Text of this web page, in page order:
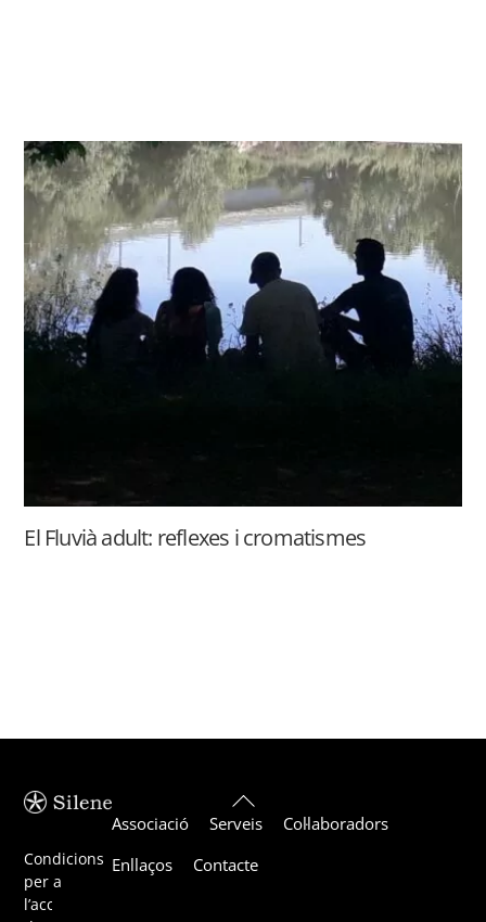
El Fluvià adult: reflexes i cromatismes
Back
To
Top
Condicions
per a
l’acceptació
Associació Serveis
Col·laboradors
Enllaços
Contacte